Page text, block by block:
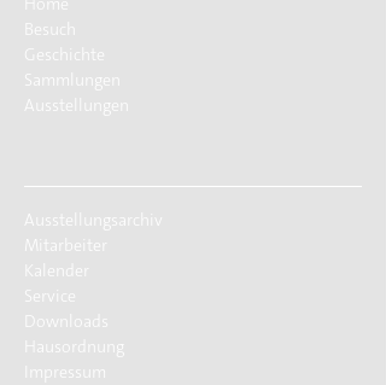
Besuch
Geschichte
Sammlungen
Ausstellungen
Ausstellungsarchiv
Mitarbeiter
Kalender
Service
Downloads
Hausordnung
Impressum